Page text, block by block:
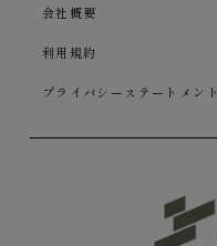
会社概要
利用規約
プライバシーステートメント